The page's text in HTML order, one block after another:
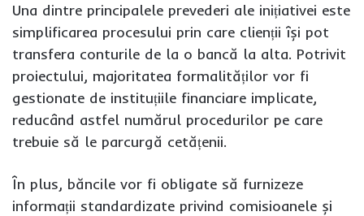
Una dintre principalele prevederi ale inițiativei este
simplificarea procesului prin care clienții își pot
transfera conturile de la o bancă la alta. Potrivit
proiectului, majoritatea formalităților vor fi
gestionate de instituțiile financiare implicate,
reducând astfel numărul procedurilor pe care
trebuie să le parcurgă cetățenii.
În plus, băncile vor fi obligate să furnizeze
informații standardizate privind comisioanele și